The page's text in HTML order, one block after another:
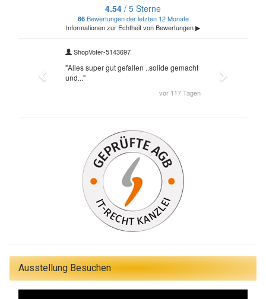
Ausstellung Besuchen